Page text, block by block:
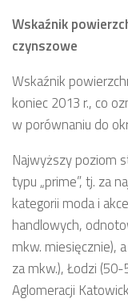
Wskaźnik
czynszowe
Wskaźnik
koniec 2013 r., co
w porównaniu do
Najwyższy poziom
typu „prime”, tj. za
kategorii moda i
handlowych,
mkw. miesięcznie),
za mkw.), Łodzi
Aglomeracji